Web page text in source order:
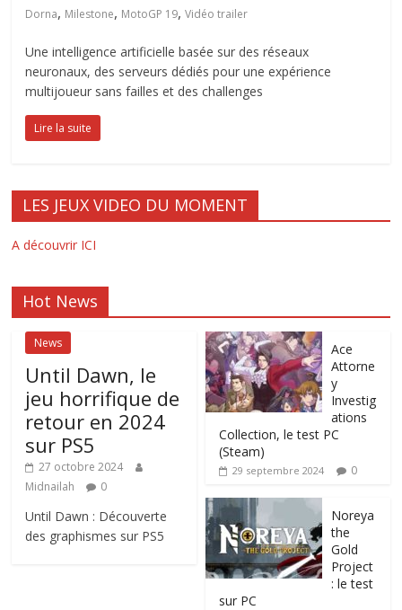
Dorna, Milestone, MotoGP 19,Vidéo trailer
Une intelligence artificielle basée sur des réseaux
neuronaux, des serveurs dédiés pour une expérience
multijoueur sans failles et des challenges
Lire la suite
LES JEUX VIDEO DU MOMENT
A découvrir ICI
Hot News
News
Until Dawn, le
jeu horrifique de
retour en 2024
sur PS5
27 octobre 2024
Midnailah
0
Until Dawn : Découverte
des graphismes sur PS5
Ace
Attorne
y
Investig
ations
Collection, le test PC
(Steam)
29 septembre 2024 0
Noreya
the
Gold
Project
: le test
sur PC